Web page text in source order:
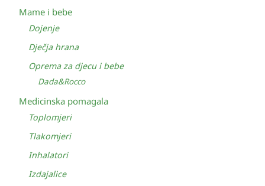
Mame i bebe
Dojenje
Dječja hrana
Oprema za djecu i bebe
Dada&Rocco
Medicinska pomagala
Toplomjeri
Tlakomjeri
Inhalatori
Izdajalice